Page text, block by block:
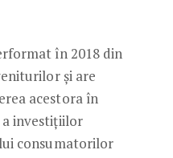
în 2018 din
și are
acestora în
investițiilor
consumatorilor